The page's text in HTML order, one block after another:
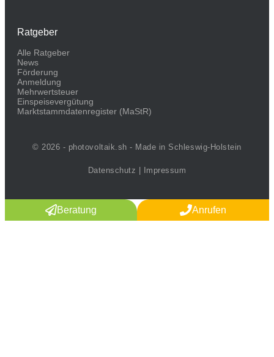
Ratgeber
Alle Ratgeber
News
Förderung
Anmeldung
Mehrwertsteuer
Einspeisevergütung
Marktstammdaten­register (MaStR)
© 2026 - photovoltaik.sh - Made in Schleswig-Holstein
Datenschutz Impressum
Beratung Anrufen